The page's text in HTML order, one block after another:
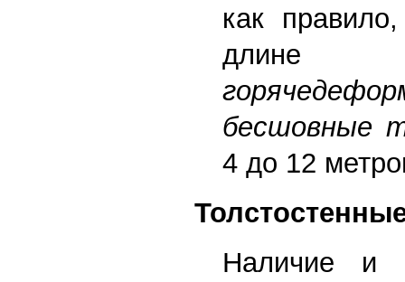
как
бесшовные
4 до 12
Наличие и